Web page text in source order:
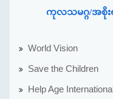
ကုလသမဂ္ဂ/အစိုး
World Vision
Save the Children
Help Age